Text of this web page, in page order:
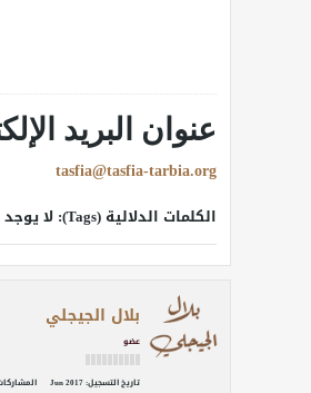
عنوان البريد
tasfia@tasfia-tarbia.org
الكلمات الدلالية (Tags): لا يوجد
بلال الجيجلي
عضو
تاريخ التسجيل:Jun 2017